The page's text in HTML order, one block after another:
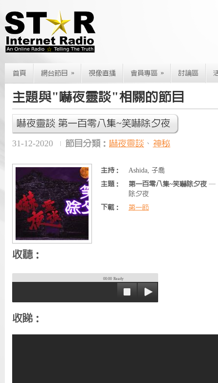
首頁 網台節目 » 視像直播 會員專區 » 討論區
主題與"嚇夜靈談"相關的節目
嚇夜靈談 第一百零八集~笑嚇除夕夜
31-12-2020 節目分類： 嚇夜靈談 、 神秘
主持：
Ashida, 子喬
主題：
第一百零八集~笑嚇除夕夜 —
除夕夜
下載：
第一節
收聽：
00:00 Ready
收睇：